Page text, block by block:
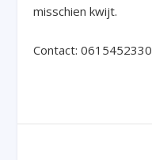
misschien kwijt.
Contact: 0615452330